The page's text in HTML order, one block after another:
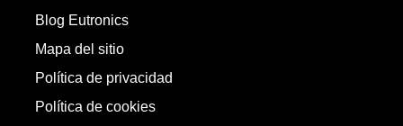
Blog Eutronics
Mapa del sitio
Política de privacidad
Política de cookies